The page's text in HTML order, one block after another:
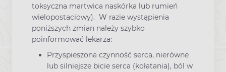
toksyczna martwica naskórka lub rumień
wielopostaciowy). W razie wystąpienia
poniższych zmian należy szybko
poinformować lekarza:
Przyspieszona czynność serca, nierówne
lub silniejsze bicie serca (kołatania), ból w